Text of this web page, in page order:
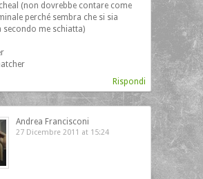
(non dovrebbe contare come
perché sembra che si sia
secondo me schiatta)
Rispondi
Andrea Francisconi
27 Dicembre 2011 at 15:24